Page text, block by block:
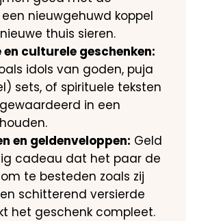
nieuwgehuwd koppel
thuis sieren.
en culturele geschenken:
idols van goden, puja
sets, of spirituele teksten
in een
en geldenveloppen: Geld
cadeau dat het paar de
te besteden zoals zij
schitterend versierde
het geschenk compleet.